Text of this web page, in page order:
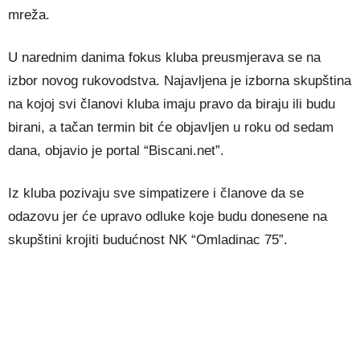
mreža.
U narednim danima fokus kluba preusmjerava se na
izbor novog rukovodstva. Najavljena je izborna skupština
na kojoj svi članovi kluba imaju pravo da biraju ili budu
birani, a tačan termin bit će objavljen u roku od sedam
dana, objavio je portal “Biscani.net”.
Iz kluba pozivaju sve simpatizere i članove da se
odazovu jer će upravo odluke koje budu donesene na
skupštini krojiti budućnost NK “Omladinac 75”.